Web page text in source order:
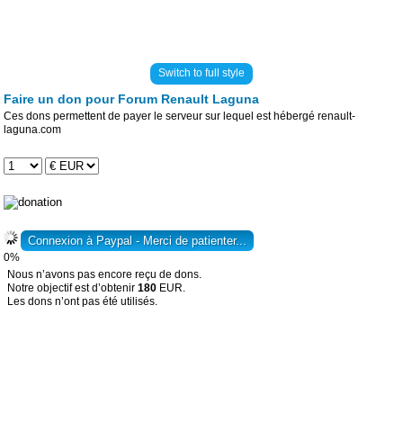
Switch to full style
Faire un don pour Forum Renault Laguna
Ces dons permettent de payer le serveur sur lequel est hébergé renault-
laguna.com
0%
Nous n’avons pas encore reçu de dons.
Notre objectif est d’obtenir 180 EUR.
Les dons n’ont pas été utilisés.